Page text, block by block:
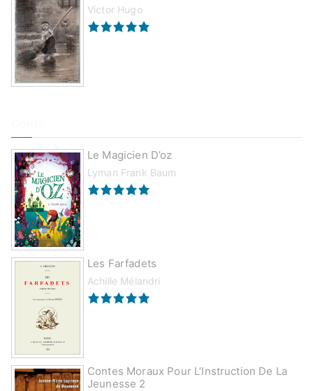
Victor Hugo
Le Magicien D’oz
Lyman Frank Baum
Les Farfadets
Achille Mélandri
Contes Moraux Pour L’Instruction De La
Jeunesse 2